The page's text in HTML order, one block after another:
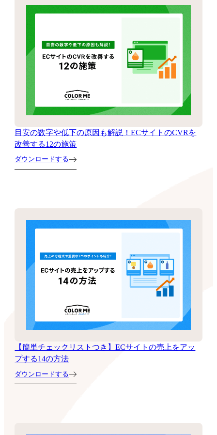
目安の数字や低下の原因も解説！ECサイトのCVRを
改善する12の施策
ダウンロードする
【簡単チェックリストつき】ECサイトの売上をアッ
プする14の方法
ダウンロードする